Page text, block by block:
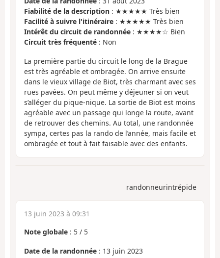
Fiabilité de la description : ★★★★★ Très bien
Facilité à suivre l'itinéraire : ★★★★★ Très bien
Intérêt du circuit de randonnée : ★★★★☆ Bien
Circuit très fréquenté : Non
La première partie du circuit le long de la Brague
est très agréable et ombragée. On arrive ensuite
dans le vieux village de Biot, très charmant avec ses
rues pavées. On peut même y déjeuner si on veut
s’alléger du pique-nique. La sortie de Biot est moins
agréable avec un passage qui longe la route, avant
de retrouver des chemins. Au total, une randonnée
sympa, certes pas la rando de l’année, mais facile et
ombragée et tout à fait faisable avec des enfants.
randonneurintrépide
13 juin 2023 à 09:31
Note globale : 5 / 5
Date de la randonnée : 13 juin 2023